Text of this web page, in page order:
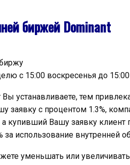
биржей Dominant
с 15:00 воскресенья до 15:00
устанавливаете, тем
заявку с процентом 1.3%,
а купивший Вашу заявку клиент
за использование внутренней
уменьшать или увеличивать